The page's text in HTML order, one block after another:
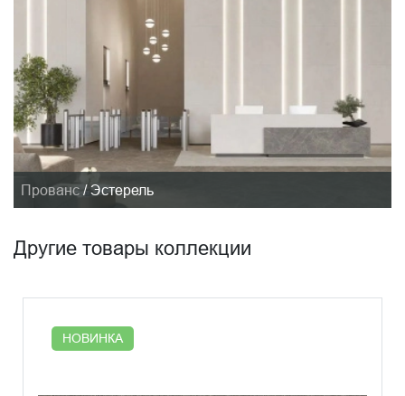
Прованс / Эстерель
Другие товары коллекции
НОВИНКА